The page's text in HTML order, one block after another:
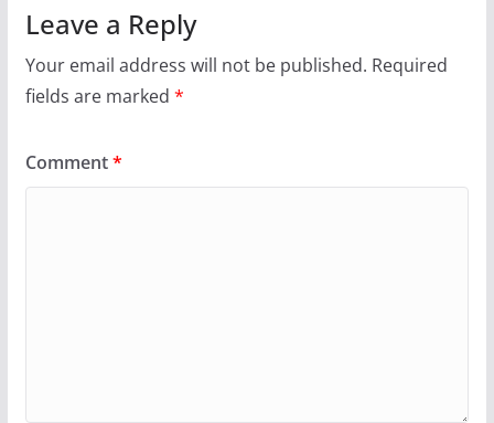
Leave a Reply
Your email address will not be published. Required
fields are marked *
Comment*